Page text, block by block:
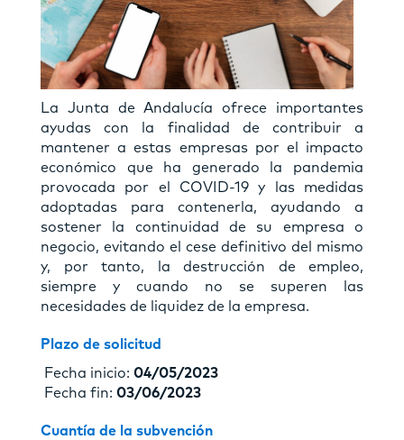
La Junta de Andalucía ofrece importantes
ayudas con la finalidad de contribuir a
mantener a estas empresas por el impacto
económico que ha generado la pandemia
provocada por el COVID-19 y las medidas
adoptadas para contenerla, ayudando a
sostener la continuidad de su empresa o
negocio, evitando el cese definitivo del mismo
y, por tanto, la destrucción de empleo,
siempre y cuando no se superen las
necesidades de liquidez de la empresa.
Plazo de solicitud
Fecha inicio: 04/05/2023
Fecha fin: 03/06/2023
Cuantía de la subvención